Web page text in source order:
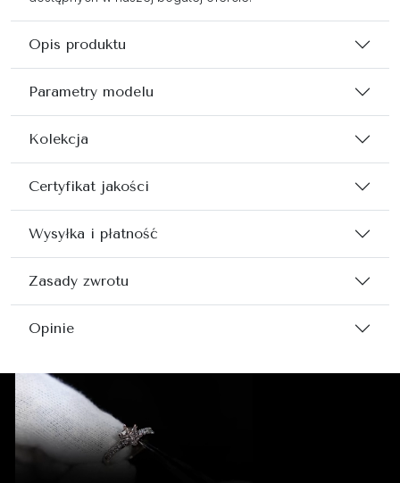
Opis produktu
Parametry modelu
Kolekcja
Certyfikat jakości
Wysyłka i płatność
Zasady zwrotu
Opinie